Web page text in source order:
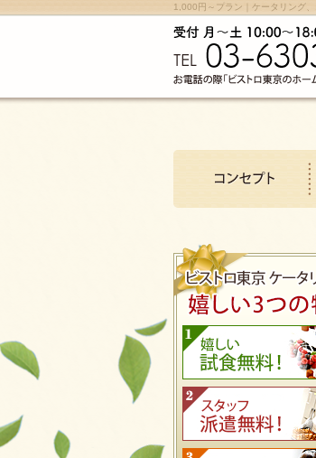
1,000円～プラン｜ケータリング